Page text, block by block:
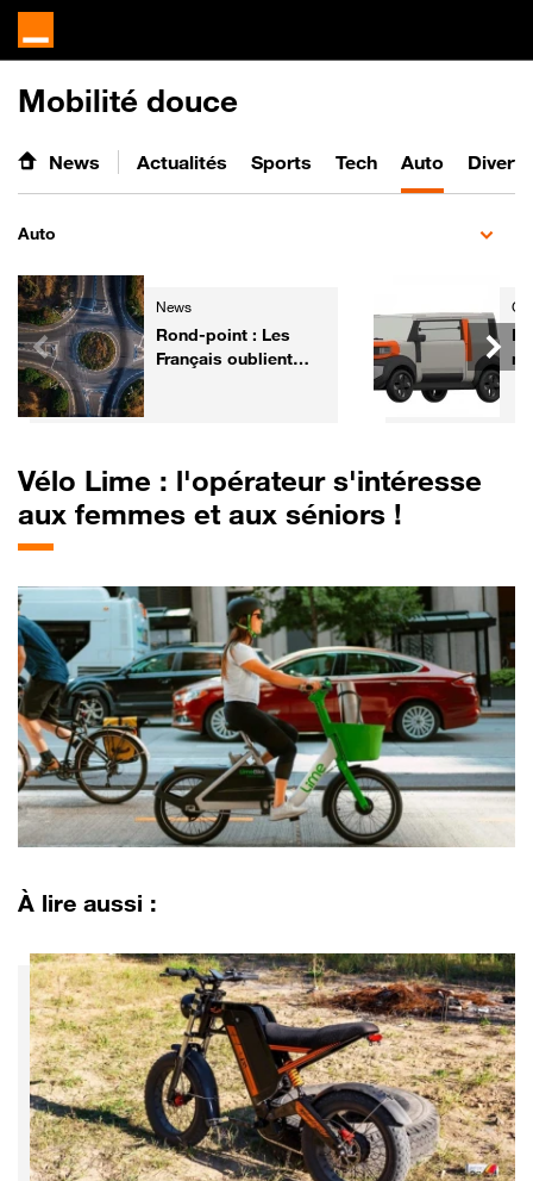
Mobilité douce
News Actualités Sports Tech Auto
Auto
News
Rond-point : Les
Français oublient
Vélo Lime : l'opérateur s'intéresse
aux femmes et aux séniors !
À lire aussi :